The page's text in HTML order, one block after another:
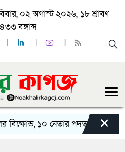
০২ অগাস্ট ২০২৬, ১৮ শ্রাবণ
বঙ্গাব্দ
১০ নেতার পদত্যাগ ×